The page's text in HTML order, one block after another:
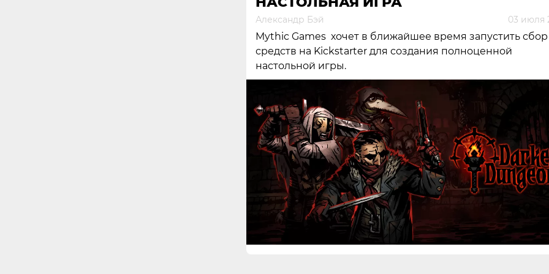
Александр Бэй 03 июля
Mythic Games хочет в ближайшее время запустить сбор
средств на Kickstarter для создания полноценной
настольной игры.